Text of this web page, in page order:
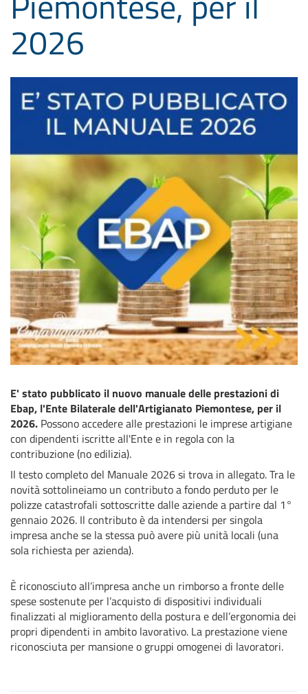
2026
E' stato pubblicato il nuovo manuale delle prestazioni di
Ebap, l'Ente Bilaterale dell'Artigianato Piemontese, per il
2026. Possono accedere alle prestazioni le imprese artigiane
con dipendenti iscritte all'Ente e in regola con la
contribuzione (no edilizia).
Il testo completo del Manuale 2026 si trova in allegato. Tra le
novità sottolineiamo un contributo a fondo perduto per le
polizze catastrofali sottoscritte dalle aziende a partire dal 1°
gennaio 2026. Il contributo è da intendersi per singola
impresa anche se la stessa può avere più unità locali (una
sola richiesta per azienda).
È riconosciuto all’impresa anche un rimborso a fronte delle
spese sostenute per l’acquisto di dispositivi individuali
finalizzati al miglioramento della postura e dell’ergonomia dei
propri dipendenti in ambito lavorativo. La prestazione viene
riconosciuta per mansione o gruppi omogenei di lavoratori.